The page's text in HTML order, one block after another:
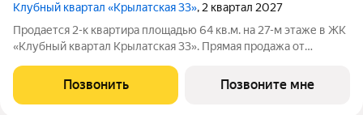
Клубный квартал «Крылатская 33», 2 квартал 2027
Продается 2-к квартира площадью 64 кв.м. на 27-м этаже в ЖК
«Клубный квартал Крылатская 33». Прямая продажа от
западе Москвы от специализированного застройщика
«Сияние». Комплекс расположен всего
Позвонить Позвоните мне